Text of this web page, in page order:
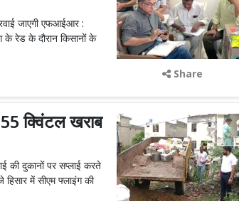
जाएगी एफआईआर :
रेड के दौरान किसानों के
Share
क्विंटल खराब
की दुकानों पर सप्लाई करते
में सीएम फ्लाइंग की